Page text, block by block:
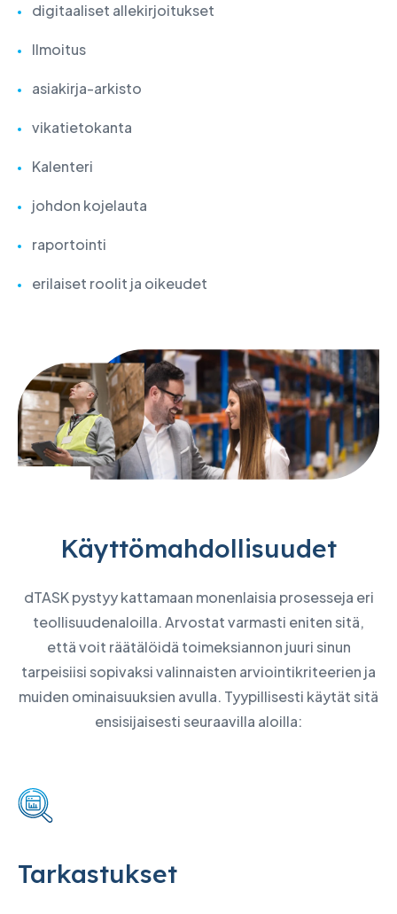
digitaaliset allekirjoitukset
Ilmoitus
asiakirja-arkisto
vikatietokanta
Kalenteri
johdon kojelauta
raportointi
erilaiset roolit ja oikeudet
Käyttömahdollisuudet
dTASK pystyy kattamaan monenlaisia prosesseja eri
teollisuudenaloilla. Arvostat varmasti eniten sitä,
että voit räätälöidä toimeksiannon juuri sinun
tarpeisiisi sopivaksi valinnaisten arviointikriteerien ja
muiden ominaisuuksien avulla. Tyypillisesti käytät sitä
ensisijaisesti seuraavilla aloilla:
Tarkastukset